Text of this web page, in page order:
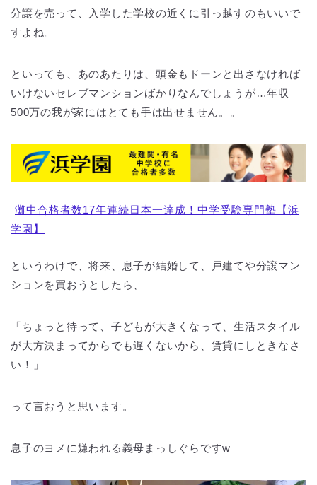
分譲を売って、入学した学校の近くに引っ越すのもいいで
すよね。
といっても、あのあたりは、頭金もドーンと出さなければ
いけないセレブマンションばかりなんでしょうが…年収
500万の我が家にはとても手は出せません。。
灘中合格者数17年連続日本一達成！中学受験専門塾【浜
学園】
というわけで、将来、息子が結婚して、戸建てや分譲マン
ションを買おうとしたら、
「ちょっと待って、子どもが大きくなって、生活スタイル
が大方決まってからでも遅くないから、賃貸にしときなさ
い！」
って言おうと思います。
息子のヨメに嫌われる義母まっしぐらですw